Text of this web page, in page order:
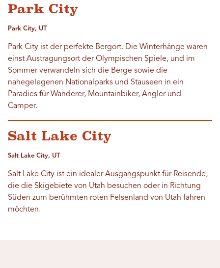
Park City
Park City, UT
Park City ist der perfekte Bergort. Die Winterhänge waren
einst Austragungsort der Olympischen Spiele, und im
Sommer verwandeln sich die Berge sowie die
nahegelegenen Nationalparks und Stauseen in ein
Paradies für Wanderer, Mountainbiker, Angler und
Camper.
Salt Lake City
Salt Lake City, UT
Salt Lake City ist ein idealer Ausgangspunkt für Reisende,
die die Skigebiete von Utah besuchen oder in Richtung
Süden zum berühmten roten Felsenland von Utah fahren
möchten.